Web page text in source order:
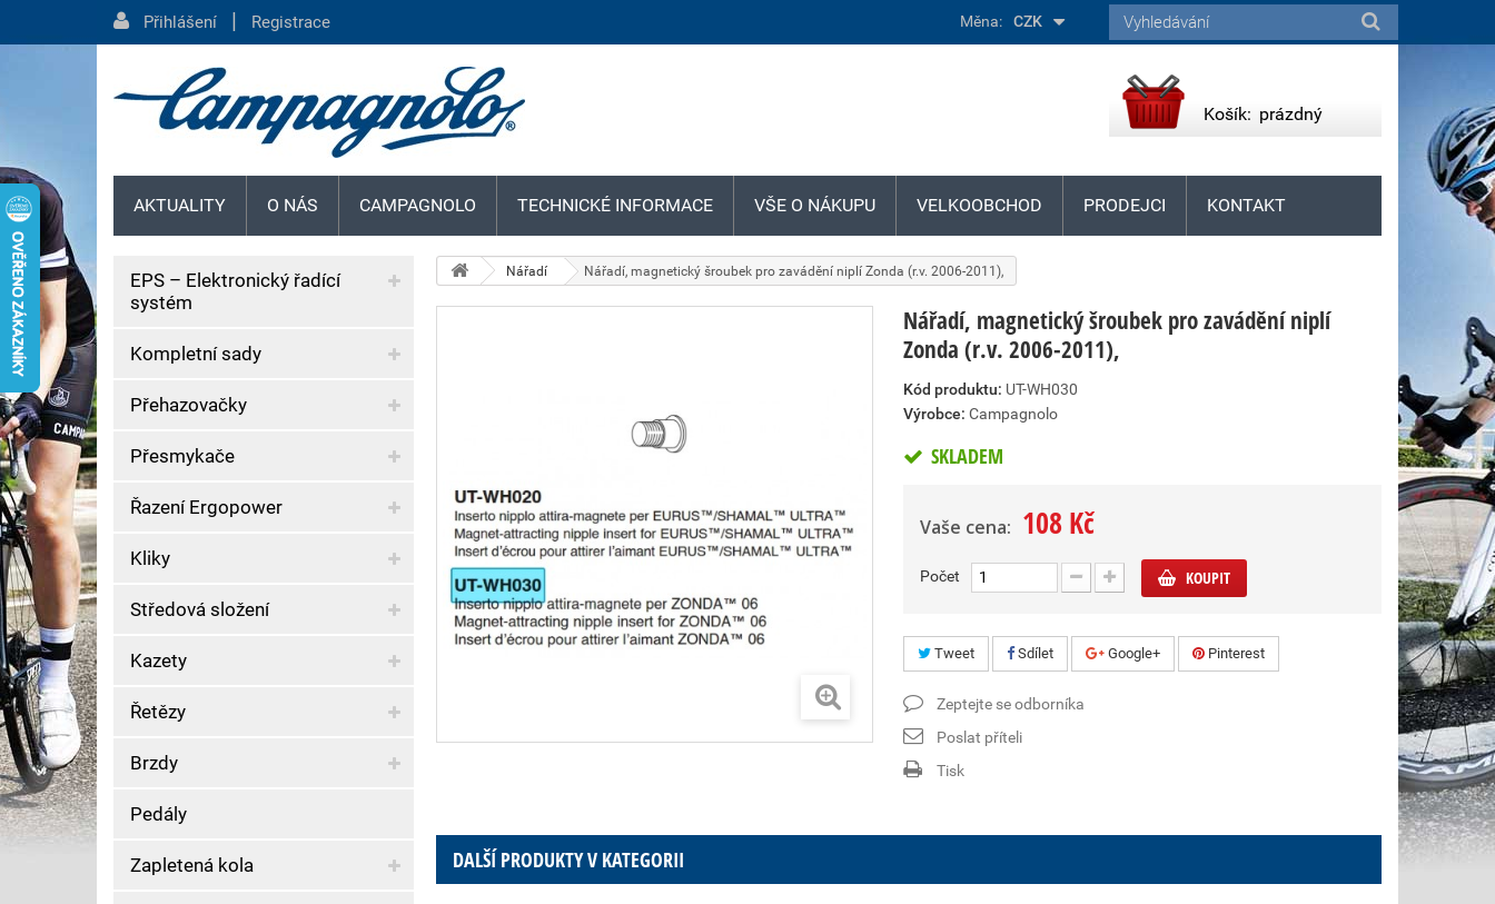
Nářadí Nářadí, magnetický šroubek pro zavádění niplí Zonda (r.v. 2006-2011),
Nářadí, magnetický šroubek pro zavádění niplí
Zonda (r.v. 2006-2011),
Kód produktu: UT-WH030
Výrobce: Campagnolo
SKLADEM
Vaše cena: 108 Kč
Počet KOUPIT
Tweet Sdílet Google+ Pinterest
Zeptejte se odborníka
Poslat příteli
Tisk
DALŠÍ PRODUKTY V KATEGORII
EPS – Elektronický řadící
systém
Kompletní sady
Přehazovačky
Přesmykače
Řazení Ergopower
Kliky
Středová složení
Kazety
Řetězy
Brzdy
Pedály
Zapletená kola
Přihlášení | Registrace Měna: CZK
Košík: prázdný
AKTUALITY O NÁS CAMPAGNOLO TECHNICKÉ INFORMACE VŠE O NÁKUPU VELKOOBCHOD PRODEJCI KONTAKT